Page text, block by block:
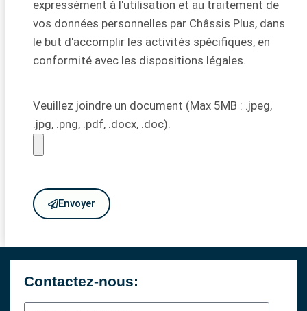
expressément à l'utilisation et au traitement de
vos données personnelles par Châssis Plus, dans
le but d'accomplir les activités spécifiques, en
conformité avec les dispositions légales.
Veuillez joindre un document (Max 5MB : .jpeg,
.jpg, .png, .pdf, .docx, .doc).
Envoyer
Contactez-nous: